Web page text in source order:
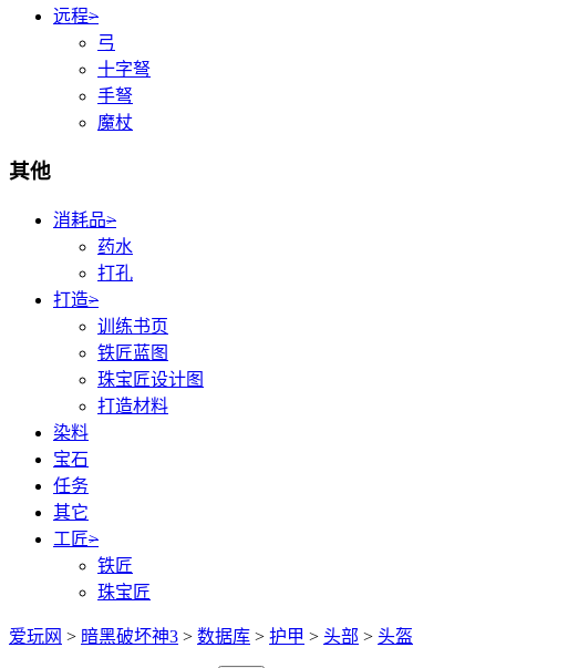
远程>
弓
十字弩
手弩
魔杖
其他
消耗品>
药水
打孔
打造>
训练书页
铁匠蓝图
珠宝匠设计图
打造材料
染料
宝石
任务
其它
工匠>
铁匠
珠宝匠
爱玩网 > 暗黑破坏神3 > 数据库 > 护甲 > 头部 > 头盔